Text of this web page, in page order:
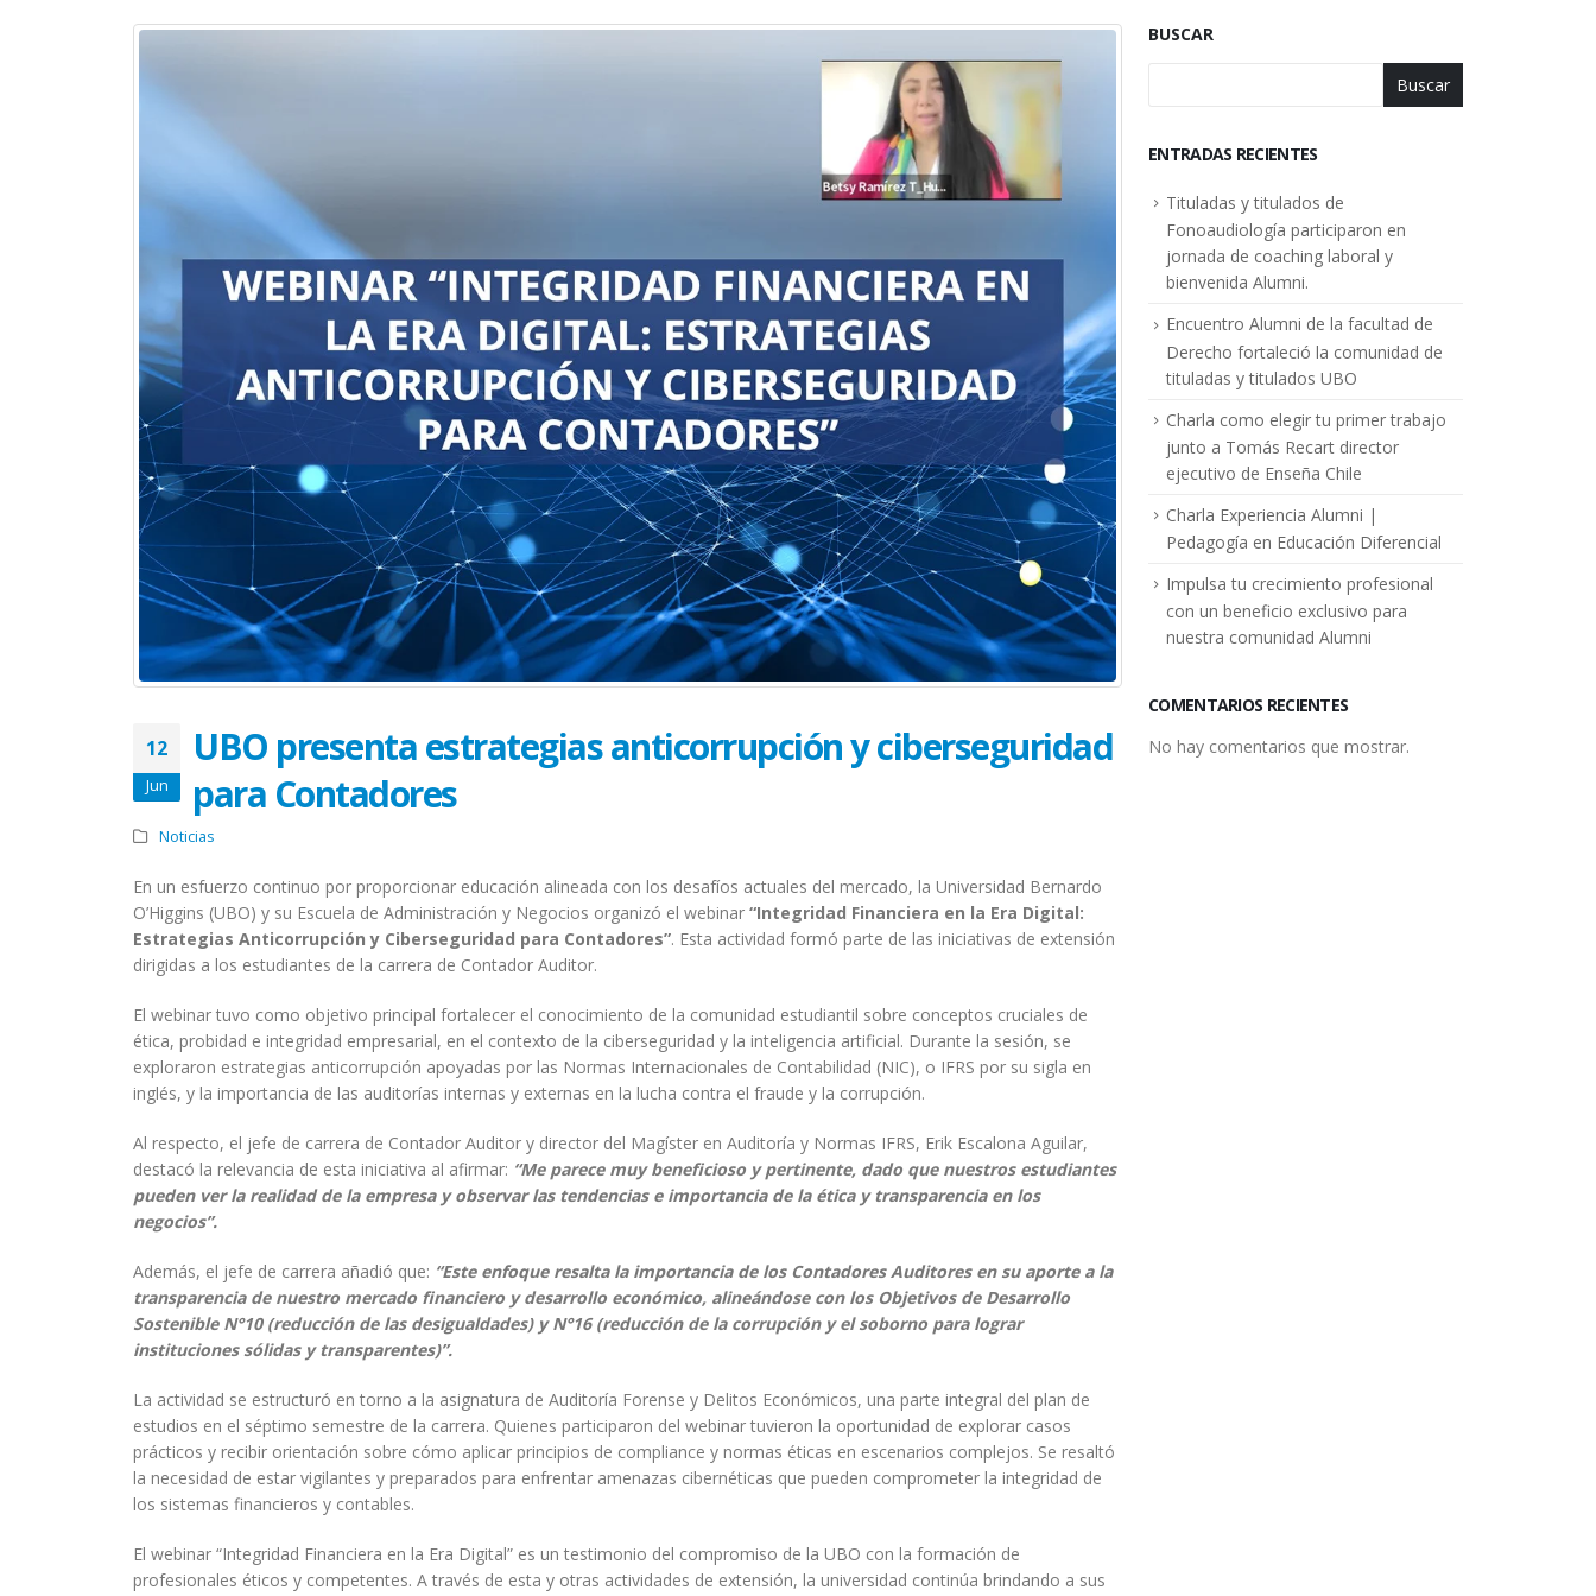
12
Jun
UBO presenta estrategias anticorrupción y ciberseguridad
para Contadores
Noticias
En un esfuerzo continuo por proporcionar educación alineada con los desafíos actuales del mercado, la Universidad Bernardo
O’Higgins (UBO) y su Escuela de Administración y Negocios organizó el webinar “Integridad Financiera en la Era Digital:
Estrategias Anticorrupción y Ciberseguridad para Contadores”. Esta actividad formó parte de las iniciativas de extensión
dirigidas a los estudiantes de la carrera de Contador Auditor.
El webinar tuvo como objetivo principal fortalecer el conocimiento de la comunidad estudiantil sobre conceptos cruciales de
ética, probidad e integridad empresarial, en el contexto de la ciberseguridad y la inteligencia artificial. Durante la sesión, se
exploraron estrategias anticorrupción apoyadas por las Normas Internacionales de Contabilidad (NIC), o IFRS por su sigla en
inglés, y la importancia de las auditorías internas y externas en la lucha contra el fraude y la corrupción.
Al respecto, el jefe de carrera de Contador Auditor y director del Magíster en Auditoría y Normas IFRS, Erik Escalona Aguilar,
destacó la relevancia de esta iniciativa al afirmar: “Me parece muy beneficioso y pertinente, dado que nuestros estudiantes
pueden ver la realidad de la empresa y observar las tendencias e importancia de la ética y transparencia en los
negocios”.
Además, el jefe de carrera añadió que: “Este enfoque resalta la importancia de los Contadores Auditores en su aporte a la
transparencia de nuestro mercado financiero y desarrollo económico, alineándose con los Objetivos de Desarrollo
Sostenible N°10 (reducción de las desigualdades) y N°16 (reducción de la corrupción y el soborno para lograr
instituciones sólidas y transparentes)”.
La actividad se estructuró en torno a la asignatura de Auditoría Forense y Delitos Económicos, una parte integral del plan de
estudios en el séptimo semestre de la carrera. Quienes participaron del webinar tuvieron la oportunidad de explorar casos
prácticos y recibir orientación sobre cómo aplicar principios de compliance y normas éticas en escenarios complejos. Se resaltó
la necesidad de estar vigilantes y preparados para enfrentar amenazas cibernéticas que pueden comprometer la integridad de
los sistemas financieros y contables.
El webinar “Integridad Financiera en la Era Digital” es un testimonio del compromiso de la UBO con la formación de
profesionales éticos y competentes. A través de esta y otras actividades de extensión, la universidad continúa brindando a sus
BUSCAR
Buscar
ENTRADAS RECIENTES
Tituladas y titulados de
Fonoaudiología participaron en
jornada de coaching laboral y
bienvenida Alumni.
Encuentro Alumni de la facultad de
Derecho fortaleció la comunidad de
tituladas y titulados UBO
Charla como elegir tu primer trabajo
junto a Tomás Recart director
ejecutivo de Enseña Chile
Charla Experiencia Alumni |
Pedagogía en Educación Diferencial
Impulsa tu crecimiento profesional
con un beneficio exclusivo para
nuestra comunidad Alumni
COMENTARIOS RECIENTES
No hay comentarios que mostrar.